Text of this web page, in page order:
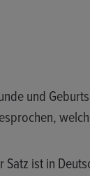
und
Satz ist in